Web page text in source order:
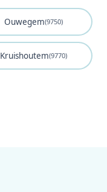
Ouwegem(9750)
Kruishoutem(9770)